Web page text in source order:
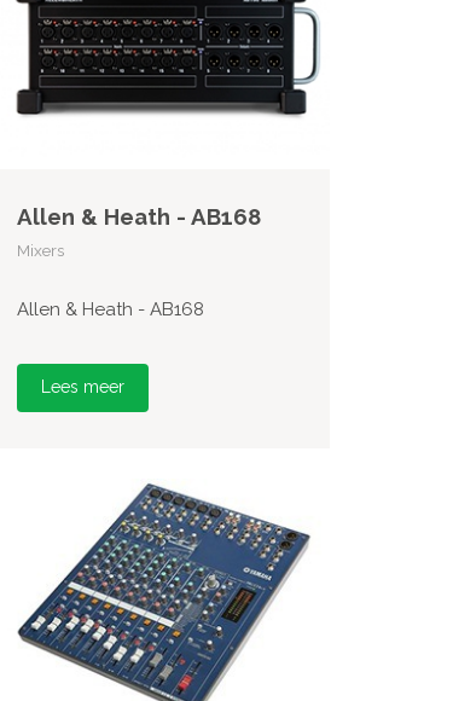
Allen & Heath - AB168
Mixers
Allen & Heath - AB168
Lees meer